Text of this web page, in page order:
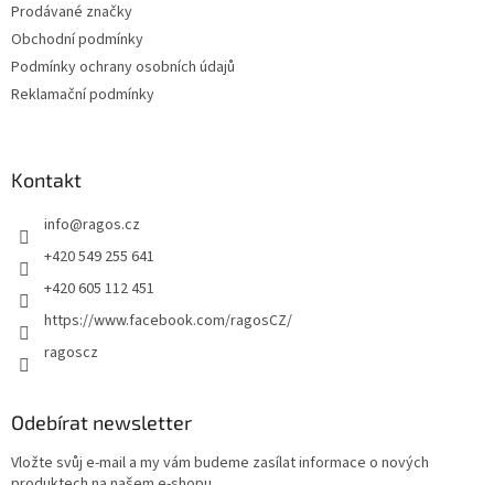
Prodávané značky
Obchodní podmínky
Podmínky ochrany osobních údajů
Reklamační podmínky
Kontakt
info@ragos.cz
+420 549 255 641
+420 605 112 451
https://www.facebook.com/ragosCZ/
ragoscz
Odebírat newsletter
Vložte svůj e-mail a my vám budeme zasílat informace o nových